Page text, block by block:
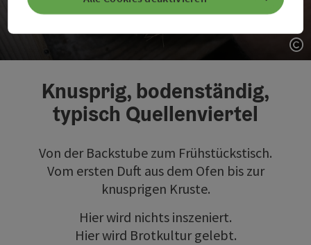
Knusprig, bodenständig,
typisch Quellenviertel
Von der Backstube zum Frühstückstisch.
Vom ersten Duft aus dem Ofen bis zur
knusprigen Kruste.
Hier wird nichts inszeniert.
Hier wird Brotkultur gelebt.